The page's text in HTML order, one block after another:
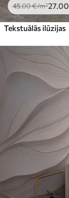
45.00€/m²27 .00
Tekstuālās ilūzijas